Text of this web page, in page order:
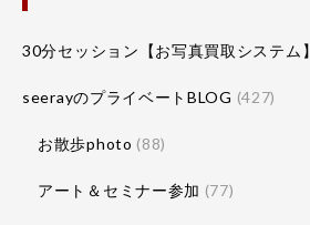
30分セッション【お写真買取システム】
seerayのプライベートBLOG (427)
お散歩photo (88)
アート＆セミナー参加 (77)